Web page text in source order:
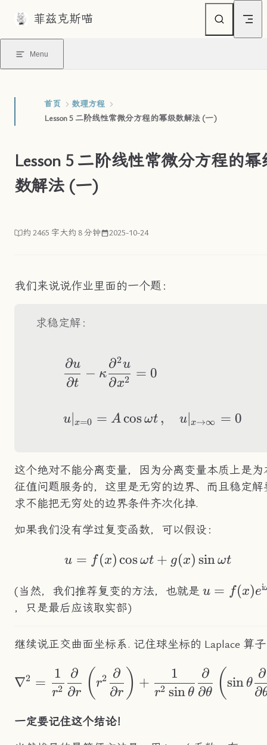
Skip to content
菲兹克斯喵
Menu
首页
数理方程
Lesson 5 二阶线性常微分方程的幂级数解法 (一)
Lesson 5 二阶线性常微分方程的幂
数解法 (一)
约 2465 字大约 8 分钟 2025-10-24
我们来说说作业里面的一个题：
求稳定解：
\begin{aligned}
∂t
∂u
− κ
∂x2
∂2u
= 0
u∣ x=0 = Acosωt , u x→∞ = 0
这个绝对不能分离变量，因为分离变量本质上是为
征值问题服务的，这里是无穷的边界、而且稳定解
求不能把无穷处的边界条件齐次化掉.
如果我们没有学过复变函数，可以假设：
u=f(x)\cos\omega
u = f (x) cos ωt + g(x) sinωt
(当然，我们推荐复变的方法，也就是 u = f (x)ei
，只是最后应该取实部)
继续说正交曲面坐标系. 记住球坐标的 Laplace 算
∇2 =
r2
1
∂r
∂ ( r2
∂r
∂ ) +
r2 sinθ
1
∂θ
∂ ( sin θ
∂
∂
一定要记住这个结论！